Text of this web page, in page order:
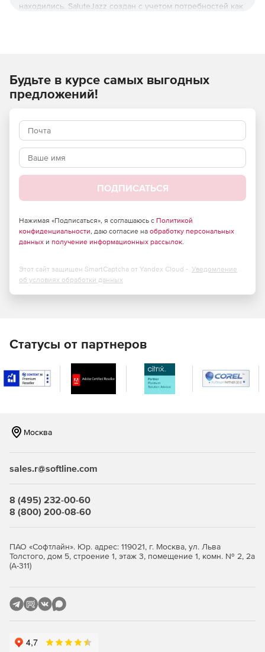
находились. SaluteJazz создан с учетом потребностей как
Ключевые преимущества
SaluteJazz
Обеспечивает четкое и стабильное изображение, а также
чистый звук, что создает комфортную атмосферу для
Отечественная платформа
Включен в реестр отечественного ПО.
Безопасность
Поддержка ОС Astra Linux.
Более 400 компаний используют SaluteJazz
Будьте в курсе самых выгодных
предложений!
ПОДПИСАТЬСЯ
Нажимая «Подписаться», я соглашаюсь с Политикой
конфиденциальности, даю согласие на обработку персональных
данных и получение информационных рассылок.
Этот сайт защищен SmartCaptcha от Yandex Cloud - Уведомление
об условиях обработки данных
Статусы от партнеров
Москва
sales.r@softline.com
8 (495) 232-00-60
8 (800) 200-08-60
ПАО «Софтлайн». Юр. адрес: 119021, г. Москва, ул. Льва
Толстого, дом 5, строение 1, этаж 3, помещение 1, комн. № 2, 2а
(А-311)